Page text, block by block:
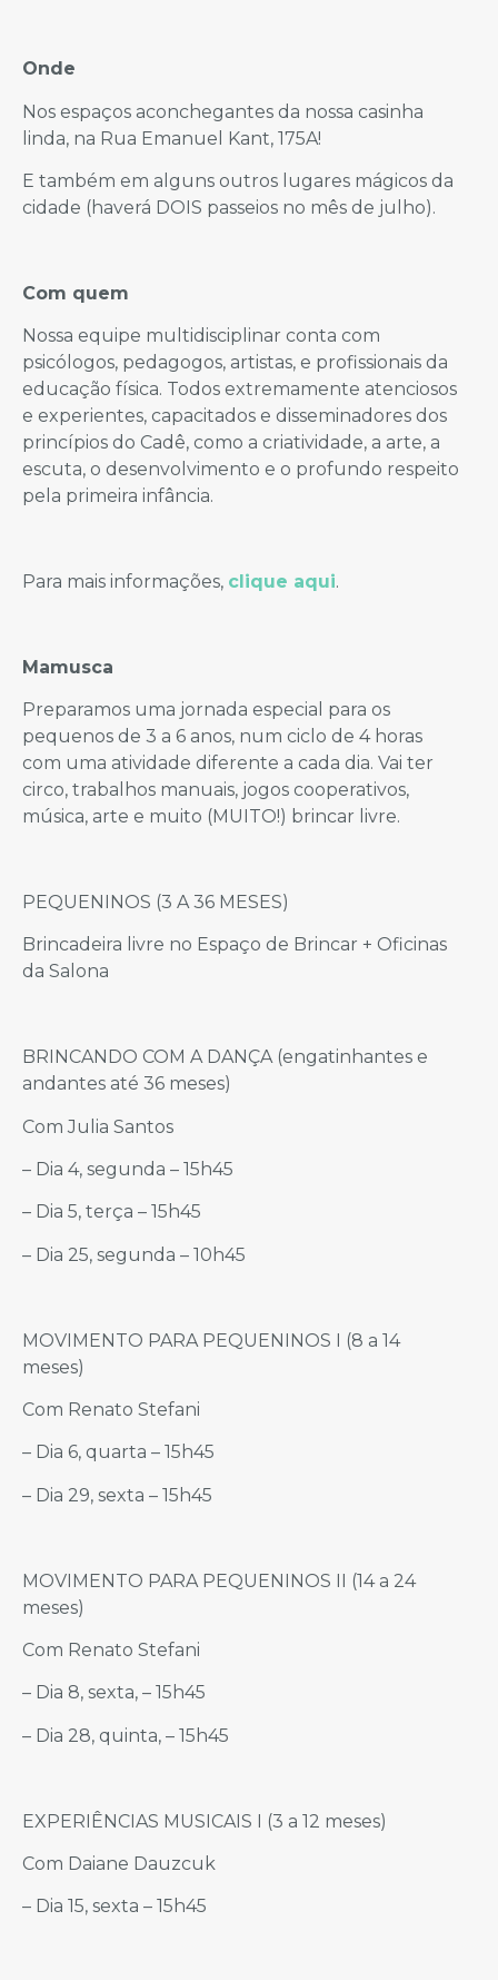
Onde
Nos espaços aconchegantes da nossa casinha
linda, na Rua Emanuel Kant, 175A!
E também em alguns outros lugares mágicos da
cidade (haverá DOIS passeios no mês de julho).
Com quem
Nossa equipe multidisciplinar conta com
psicólogos, pedagogos, artistas, e profissionais da
educação física. Todos extremamente atenciosos
e experientes, capacitados e disseminadores dos
princípios do Cadê, como a criatividade, a arte, a
escuta, o desenvolvimento e o profundo respeito
pela primeira infância.
Para mais informações, clique aqui.
Mamusca
Preparamos uma jornada especial para os
pequenos de 3 a 6 anos, num ciclo de 4 horas
com uma atividade diferente a cada dia. Vai ter
circo, trabalhos manuais, jogos cooperativos,
música, arte e muito (MUITO!) brincar livre.
PEQUENINOS (3 A 36 MESES)
Brincadeira livre no Espaço de Brincar + Oficinas
da Salona
BRINCANDO COM A DANÇA (engatinhantes e
andantes até 36 meses)
Com Julia Santos
– Dia 4, segunda – 15h45
– Dia 5, terça – 15h45
– Dia 25, segunda – 10h45
MOVIMENTO PARA PEQUENINOS I (8 a 14
meses)
Com Renato Stefani
– Dia 6, quarta – 15h45
– Dia 29, sexta – 15h45
MOVIMENTO PARA PEQUENINOS II (14 a 24
meses)
Com Renato Stefani
– Dia 8, sexta, – 15h45
– Dia 28, quinta, – 15h45
EXPERIÊNCIAS MUSICAIS I (3 a 12 meses)
Com Daiane Dauzcuk
– Dia 15, sexta – 15h45